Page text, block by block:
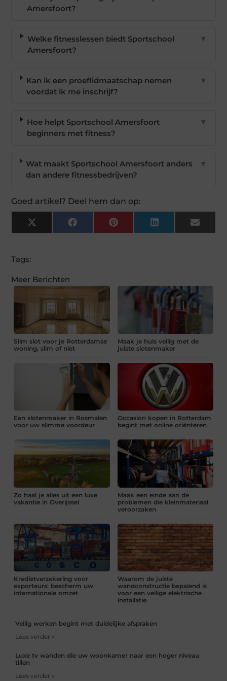
Amersfoort?
Welke fitnesslessen biedt Sportschool
Amersfoort?
▼
Kan ik een proeflidmaatschap nemen
voordat ik me inschrijf?
▼
Hoe helpt Sportschool Amersfoort
beginners met fitness?
▼
Wat maakt Sportschool Amersfoort anders
dan andere fitnessbedrijven?
▼
Goed artikel? Deel hem dan op:
X
(Twitter)
FacebookPinterest LinkedIn Email
Tags:
Meer Berichten
Slim slot voor je Rotterdamse
woning, slim of niet
Maak je huis veilig met de
juiste slotenmaker
Een slotenmaker in Rosmalen
voor uw slimme voordeur
Occasion kopen in Rotterdam
begint met online oriënteren
Zo haal je alles uit een luxe
vakantie in Overijssel
Maak een einde aan de
problemen die kleinmateriaal
veroorzaken
Kredietverzekering voor
exporteurs: bescherm uw
internationale omzet
Waarom de juiste
wandconstructie bepalend is
voor een veilige elektrische
installatie
Veilig werken begint met duidelijke afspraken
Lees verder »
Luxe tv wanden die uw woonkamer naar een hoger niveau
tillen
Lees verder »